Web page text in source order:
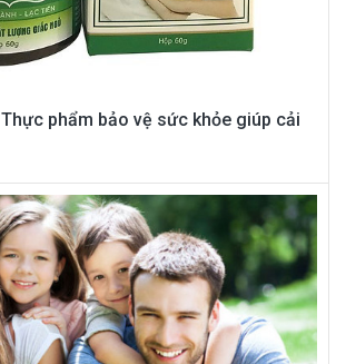
phẩm bảo vệ sức khỏe giúp cải